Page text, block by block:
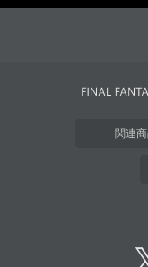
関連